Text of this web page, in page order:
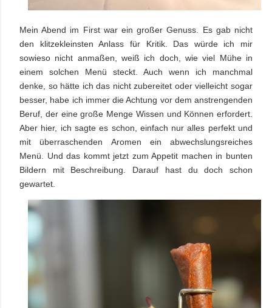
Mein Abend im First war ein großer Genuss. Es gab nicht
den klitzekleinsten Anlass für Kritik. Das würde ich mir
sowieso nicht anmaßen, weiß ich doch, wie viel Mühe in
einem solchen Menü steckt. Auch wenn ich manchmal
denke, so hätte ich das nicht zubereitet oder vielleicht sogar
besser, habe ich immer die Achtung vor dem anstrengenden
Beruf, der eine große Menge Wissen und Können erfordert.
Aber hier, ich sagte es schon, einfach nur alles perfekt und
mit überraschenden Aromen ein abwechslungsreiches
Menü. Und das kommt jetzt zum Appetit machen in bunten
Bildern mit Beschreibung. Darauf hast du doch schon
gewartet.